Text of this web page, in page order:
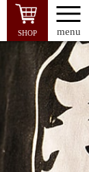
SHOP menu